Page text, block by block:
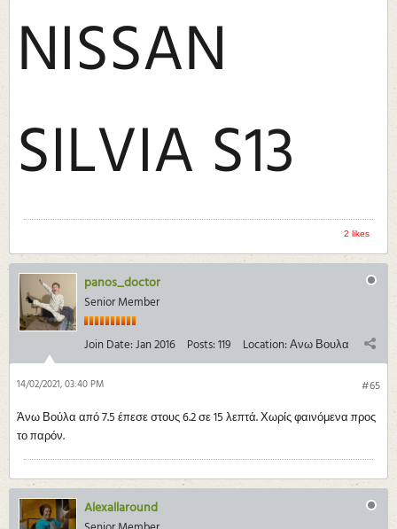
NISSAN
SILVIA S13
2 likes
panos_doctor
Senior Member
Join Date:Jan 2016 Posts:119 Location:Ανω Βουλα
#65
14/02/2021, 03:40 PM
Άνω Βούλα από 7.5 έπεσε στους 6.2 σε 15 λεπτά. Χωρίς φαινόμενα προς
το παρόν.
Alexallaround